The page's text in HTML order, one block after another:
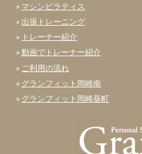
» マシンピラティス
» 出張トレーニング
» トレーナー紹介
»動画でトレーナー紹介
» ご利用の流れ
» グランフィット岡崎南
» グランフィット岡崎葵町